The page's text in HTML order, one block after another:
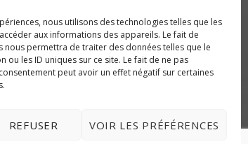
nous utilisons des technologies telles que les
aux informations des appareils. Le fait de
nous permettra de traiter des données telles que le
ou les ID uniques sur ce site. Le fait de ne pas
peut avoir un effet négatif sur certaines
REFUSER VOIR LES PRÉFÉRENCES
655-9191